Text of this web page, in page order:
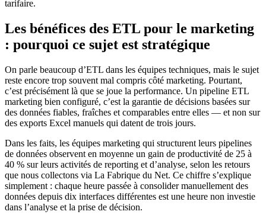
tarifaire.
Les bénéfices des ETL pour le marketing
: pourquoi ce sujet est stratégique
On parle beaucoup d’ETL dans les équipes techniques, mais le sujet
reste encore trop souvent mal compris côté marketing. Pourtant,
c’est précisément là que se joue la performance. Un pipeline ETL
marketing bien configuré, c’est la garantie de décisions basées sur
des données fiables, fraîches et comparables entre elles — et non sur
des exports Excel manuels qui datent de trois jours.
Dans les faits, les équipes marketing qui structurent leurs pipelines
de données observent en moyenne un gain de productivité de 25 à
40 % sur leurs activités de reporting et d’analyse, selon les retours
que nous collectons via La Fabrique du Net. Ce chiffre s’explique
simplement : chaque heure passée à consolider manuellement des
données depuis dix interfaces différentes est une heure non investie
dans l’analyse et la prise de décision.